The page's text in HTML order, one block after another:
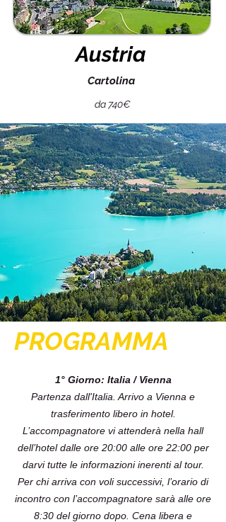
Austria
Cartolina
da 740€
PROGRAMMA
1° Giorno: Italia / Vienna
Partenza dall'Italia. Arrivo a Vienna e
trasferimento libero in hotel.
L’accompagnatore vi attenderà nella hall
dell’hotel dalle ore 20:00 alle ore 22:00 per
darvi tutte le informazioni inerenti al tour.
Per chi arriva con voli successivi, l’orario di
incontro con l’accompagnatore sarà alle ore
8:30 del giorno dopo. Cena libera e